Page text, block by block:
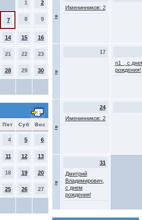
1 2
7 8 9
14 15 16
21 22 23
28 29 30
Пят Суб Вос
4 5 6
11 12 13
18 19 20
25 26 27
»
Именинников: 2
»
17
n1_, с
рождения!
»
24
Именинников: 2
»
31
Дмитрий
Владимирович,
с днем
рождения!